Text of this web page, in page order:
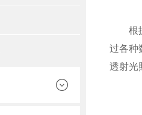
根据
过各种
透射光